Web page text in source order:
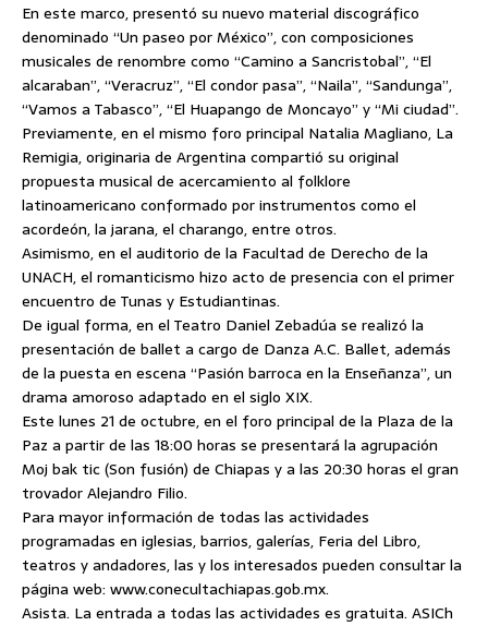
En este marco, presentó su nuevo material discográfico
denominado “Un paseo por México”, con composiciones
musicales de renombre como “Camino a Sancristobal”, “El
alcaraban”, “Veracruz”, “El condor pasa”, “Naila”, “Sandunga”,
“Vamos a Tabasco”, “El Huapango de Moncayo” y “Mi ciudad”.
Previamente, en el mismo foro principal Natalia Magliano, La
Remigia, originaria de Argentina compartió su original
propuesta musical de acercamiento al folklore
latinoamericano conformado por instrumentos como el
acordeón, la jarana, el charango, entre otros.
Asimismo, en el auditorio de la Facultad de Derecho de la
UNACH, el romanticismo hizo acto de presencia con el primer
encuentro de Tunas y Estudiantinas.
De igual forma, en el Teatro Daniel Zebadúa se realizó la
presentación de ballet a cargo de Danza A.C. Ballet, además
de la puesta en escena “Pasión barroca en la Enseñanza”, un
drama amoroso adaptado en el siglo XIX.
Este lunes 21 de octubre, en el foro principal de la Plaza de la
Paz a partir de las 18:00 horas se presentará la agrupación
Moj bak tic (Son fusión) de Chiapas y a las 20:30 horas el gran
trovador Alejandro Filio.
Para mayor información de todas las actividades
programadas en iglesias, barrios, galerías, Feria del Libro,
teatros y andadores, las y los interesados pueden consultar la
página web: www.conecultachiapas.gob.mx.
Asista. La entrada a todas las actividades es gratuita. ASICh